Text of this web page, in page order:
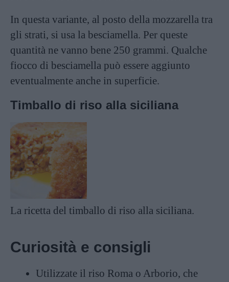
In questa variante, al posto della mozzarella tra
gli strati, si usa la besciamella. Per queste
quantità ne vanno bene 250 grammi. Qualche
fiocco di besciamella può essere aggiunto
eventualmente anche in superficie.
Timballo di riso alla siciliana
La ricetta del timballo di riso alla siciliana.
Curiosità e consigli
Utilizzate il riso Roma o Arborio, che